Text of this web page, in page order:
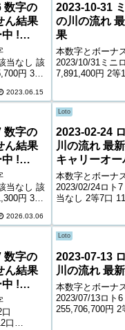
数字の
ん結果
!
当なし 該
円 3等
1,000円
2023.06.15
2023-10-31
の川の流れ
果
本数字とボーナ
2023/10/31ミニ
7,891,400円 2等
900円 ＊抽せん
に発売元の発表
て下さい。...
数字の
ん結果
!
当なし 該
円 3等
1,400円 6
2026.03.06
Loto
2023-02-24
川の流れ 最
キャリーオー
本数字とボーナ
2023/02/24ロト
当なし 2等7口
10,900円 5等
6等184,705口
数字の
ん結果
!
口
Loto
2023-07-13
川の流れ 最
本数字とボーナ
2023/07/13ロト6
255,706,700円 2